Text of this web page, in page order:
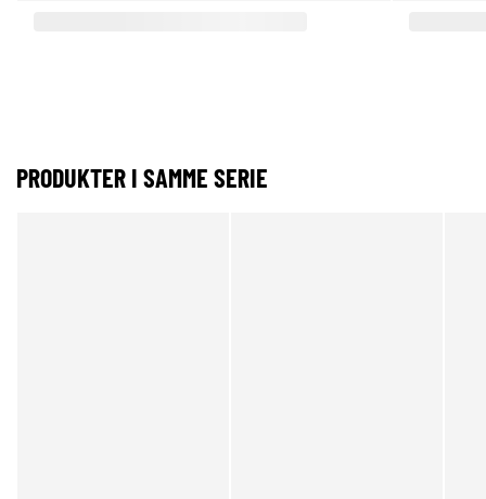
PRODUKTER I SAMME SERIE